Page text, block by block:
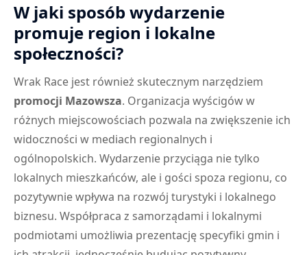
W jaki sposób wydarzenie
promuje region i lokalne
społeczności?
Wrak Race jest również skutecznym narzędziem
promocji Mazowsza. Organizacja wyścigów w
różnych miejscowościach pozwala na zwiększenie ich
widoczności w mediach regionalnych i
ogólnopolskich. Wydarzenie przyciąga nie tylko
lokalnych mieszkańców, ale i gości spoza regionu, co
pozytywnie wpływa na rozwój turystyki i lokalnego
biznesu. Współpraca z samorządami i lokalnymi
podmiotami umożliwia prezentację specyfiki gmin i